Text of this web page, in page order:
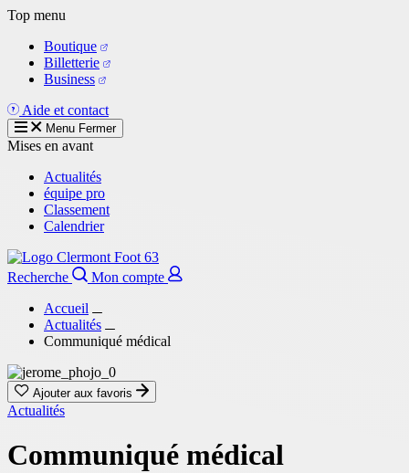
Aller
contenu
principal
Top menu
Boutique
Billetterie
Business
Aide et contact
Menu Fermer
Mises en avant
Actualités
équipe pro
Classement
Calendrier
Recherche
Mon compte
Accueil
Actualités
Communiqué médical
Ajouter aux favoris
Actualités
Communiqué médical